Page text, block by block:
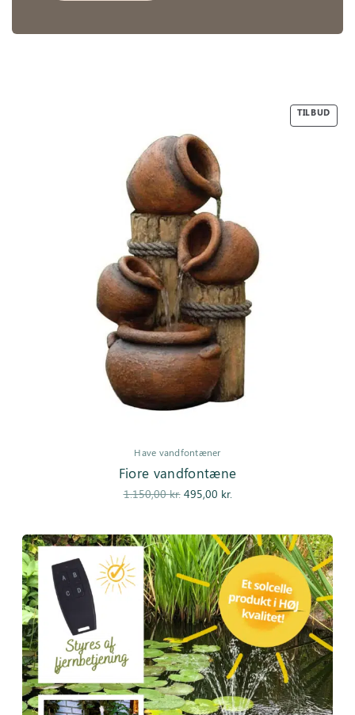
TILBUD
Have vandfontæner
Fiore vandfontæne
1.150,00kr.
Den
1.150,00 kr..
495,00 kr.
495,00 kr..